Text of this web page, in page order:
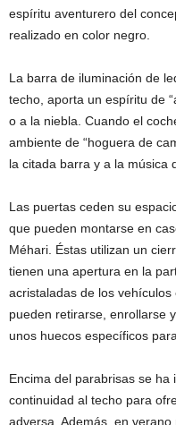
espíritu aventurero del
realizado en color negro.
La barra de iluminación de
techo, aporta un espíritu de
o a la niebla. Cuando el
ambiente de “hoguera de
la citada barra y a la música
Las puertas ceden su
que pueden montarse en
Méhari. Éstas utilizan un
tienen una apertura en la
acristaladas de los
pueden retirarse, enrollarse
unos huecos específicos
Encima del parabrisas se
continuidad al techo para
adversa. Además, en